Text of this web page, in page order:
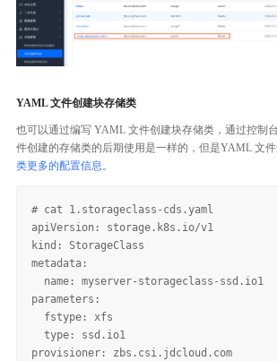
YAML 文件创建块存储类
也可以通过编写 YAML 文件创建块存储类，通过控制
件创建的存储类的后期使用是一样的，但是YAML 文
类更多的配置信息。
# cat 1.storageclass-cds.yaml
apiVersion: storage.k8s.io/v1
kind: StorageClass
metadata:
  name: myserver-storageclass-ssd.io1
parameters:
  fstype: xfs
  type: ssd.io1
provisioner: zbs.csi.jdcloud.com